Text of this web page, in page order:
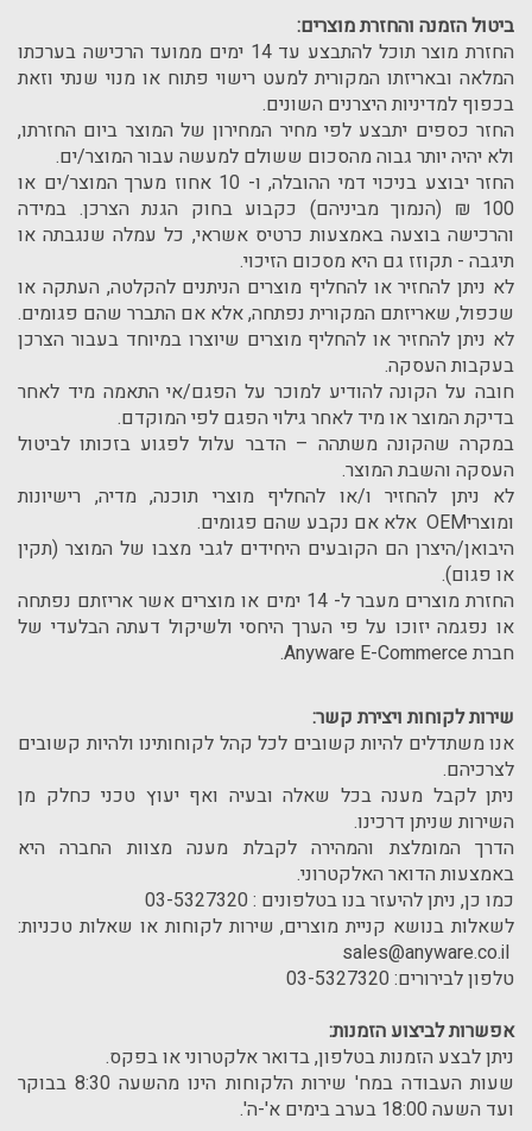
ביטול הזמנה והחזרת מוצרים:
החזרת מוצר תוכל להתבצע עד 14 ימים ממועד הרכישה בערכתו
המלאה ובאריזתו המקורית למעט רישוי פתוח או מנוי שנתי וזאת
בכפוף למדיניות היצרנים השונים.
החזר כספים יתבצע לפי מחיר המחירון של המוצר ביום החזרתו,
ולא יהיה יותר גבוה מהסכום ששולם למעשה עבור המוצר/ים.
החזר יבוצע בניכוי דמי ההובלה, ו- 10 אחוז מערך המוצר/ים או
100 ₪ (הנמוך מביניהם) כקבוע בחוק הגנת הצרכן. במידה
והרכישה בוצעה באמצעות כרטיס אשראי, כל עמלה שנגבתה או
תיגבה - תקוזז גם היא מסכום הזיכוי.
לא ניתן להחזיר או להחליף מוצרים הניתנים להקלטה, העתקה או
שכפול, שאריזתם המקורית נפתחה, אלא אם התברר שהם פגומים.
לא ניתן להחזיר או להחליף מוצרים שיוצרו במיוחד בעבור הצרכן
בעקבות העסקה.
חובה על הקונה להודיע למוכר על הפגם/אי התאמה מיד לאחר
בדיקת המוצר או מיד לאחר גילוי הפגם לפי המוקדם.
במקרה שהקונה משתהה – הדבר עלול לפגוע בזכותו לביטול
העסקה והשבת המוצר.
לא ניתן להחזיר ו/או להחליף מוצרי תוכנה, מדיה, רישיונות
ומוצריOEM אלא אם נקבע שהם פגומים.
היבואן/היצרן הם הקובעים היחידים לגבי מצבו של המוצר (תקין
או פגום).
החזרת מוצרים מעבר ל- 14 ימים או מוצרים אשר אריזתם נפתחה
או נפגמה יזוכו על פי הערך היחסי ולשיקול דעתה הבלעדי של
חברת Anyware E-Commerce.
שירות לקוחות ויצירת קשר:
אנו משתדלים להיות קשובים לכל קהל לקוחותינו ולהיות קשובים
לצרכיהם.
ניתן לקבל מענה בכל שאלה ובעיה ואף יעוץ טכני כחלק מן
השירות שניתן דרכינו.
הדרך המומלצת והמהירה לקבלת מענה מצוות החברה היא
באמצעות הדואר האלקטרוני.
כמו כן, ניתן להיעזר בנו בטלפונים : 03-5327320
לשאלות בנושא קניית מוצרים, שירות לקוחות או שאלות טכניות:
sales@anyware.co.il
טלפון לבירורים: 03-5327320
אפשרות לביצוע הזמנות:
ניתן לבצע הזמנות בטלפון, בדואר אלקטרוני או בפקס.
שעות העבודה במח' שירות הלקוחות הינו מהשעה 8:30 בבוקר
ועד השעה 18:00 בערב בימים א'-ה'.